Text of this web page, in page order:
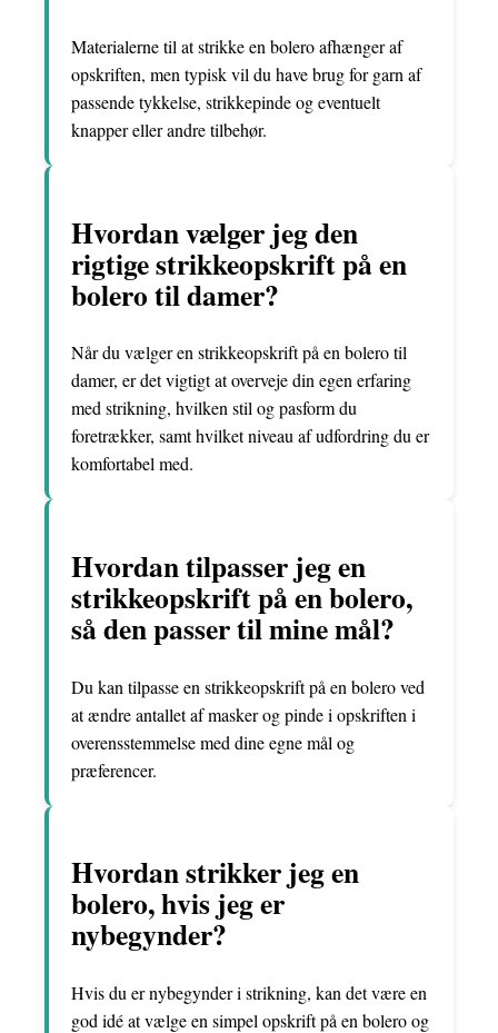
Materialerne til at strikke en bolero afhænger af
opskriften, men typisk vil du have brug for garn af
passende tykkelse, strikkepinde og eventuelt
knapper eller andre tilbehør.
Hvordan vælger jeg den
rigtige strikkeopskrift på en
bolero til damer?
Når du vælger en strikkeopskrift på en bolero til
damer, er det vigtigt at overveje din egen erfaring
med strikning, hvilken stil og pasform du
foretrækker, samt hvilket niveau af udfordring du er
komfortabel med.
Hvordan tilpasser jeg en
strikkeopskrift på en bolero,
så den passer til mine mål?
Du kan tilpasse en strikkeopskrift på en bolero ved
at ændre antallet af masker og pinde i opskriften i
overensstemmelse med dine egne mål og
præferencer.
Hvordan strikker jeg en
bolero, hvis jeg er
nybegynder?
Hvis du er nybegynder i strikning, kan det være en
god idé at vælge en simpel opskrift på en bolero og